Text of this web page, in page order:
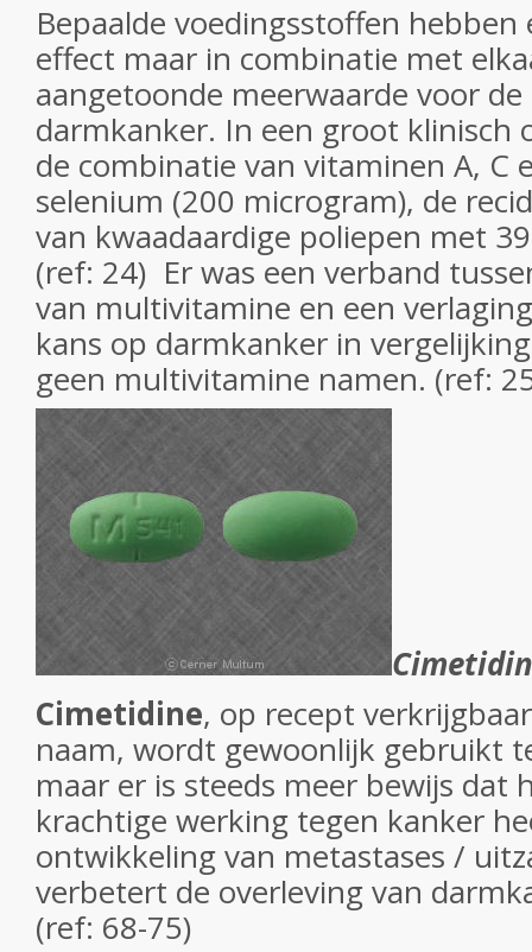
Bepaalde voedingsstoffen
effect maar in combinatie met
aangetoonde meerwaarde voor
darmkanker. In een groot klinisch
de combinatie van vitaminen A, C
selenium (200 microgram), de
van kwaadaardige poliepen met
(ref: 24) Er was een verband
van multivitamine en een
kans op darmkanker in
geen multivitamine namen. (ref:
Cimetidine, op recept
naam, wordt gewoonlijk gebruikt
maar er is steeds meer bewijs dat
krachtige werking tegen kanker
ontwikkeling van metastases /
verbetert de overleving van
(ref: 68-75)